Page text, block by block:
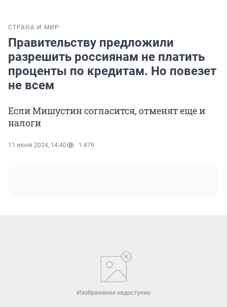
СТРАНА И МИР
Правительству предложили
разрешить россиянам не платить
проценты по кредитам. Но повезет
не всем
Если Мишустин согласится, отменят еще и
налоги
11 июня 2024, 14:40 1 479